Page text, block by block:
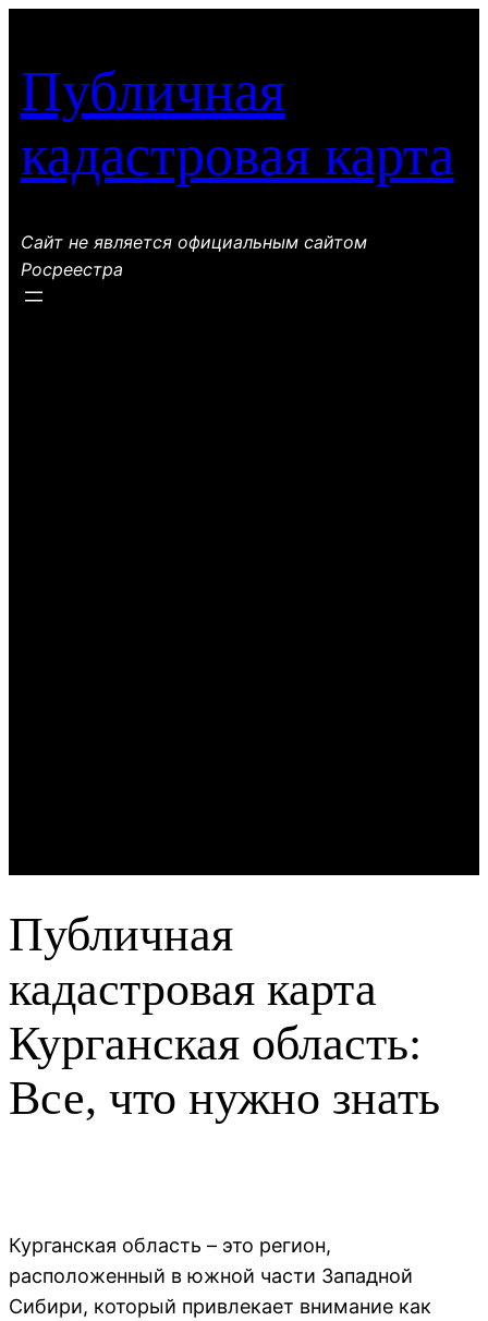
содержимому
Публичная
кадастровая карта
Сайт не является официальным сайтом
Росреестра
Публичная
кадастровая карта
Курганская область:
Все, что нужно знать
Курганская область – это регион,
расположенный в южной части Западной
Сибири, который привлекает внимание как